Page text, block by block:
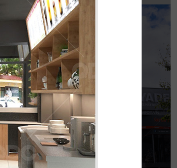
THÉ
hành cùng chủ đầu tư cho
KOI Thé đầu tiên tại Biên
Nai.
tiết